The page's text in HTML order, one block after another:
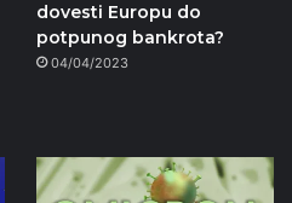
dovesti Europu do
potpunog bankrota?
04/04/2023